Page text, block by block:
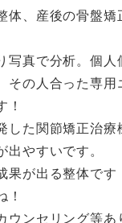
体、産後の骨盤矯
写真で分析。個人
その人合った専用
！
した関節矯正治療
やすいです。
果が出る整体です
！
ウンセリング等あ